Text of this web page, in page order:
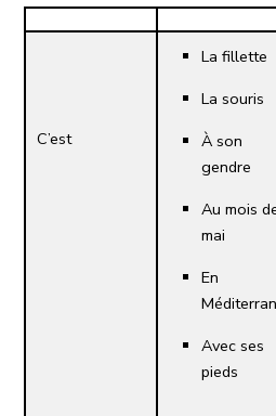
C’est
La fillette
La souris
À son
gendre
Au mois
mai
En
Avec ses
pieds